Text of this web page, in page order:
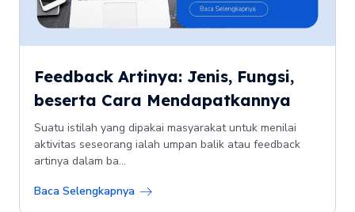
Feedback Artinya: Jenis, Fungsi,
beserta Cara Mendapatkannya
Suatu istilah yang dipakai masyarakat untuk menilai
aktivitas seseorang ialah umpan balik atau feedback
artinya dalam ba...
Baca Selengkapnya